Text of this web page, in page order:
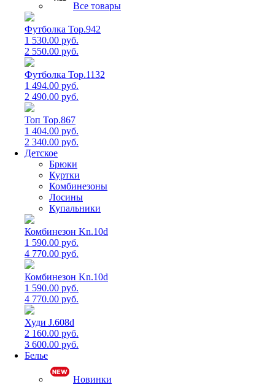
Все товары
Футболка Top.942
1 530.00 руб.
2 550.00 руб.
Футболка Top.1132
1 494.00 руб.
2 490.00 руб.
Топ Top.867
1 404.00 руб.
2 340.00 руб.
Детское
Брюки
Куртки
Комбинезоны
Лосины
Купальники
Комбинезон Kn.10d
1 590.00 руб.
4 770.00 руб.
Комбинезон Kn.10d
1 590.00 руб.
4 770.00 руб.
Худи J.608d
2 160.00 руб.
3 600.00 руб.
Белье
Новинки